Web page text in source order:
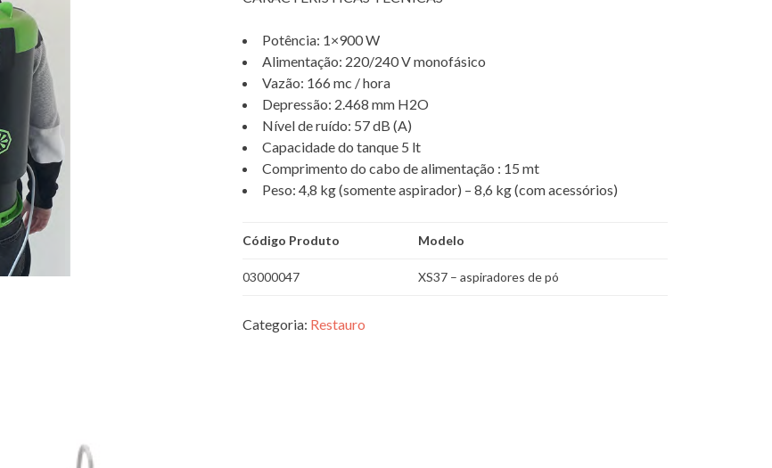
Potência: 1×900 W
Alimentação: 220/240 V monofásico
Vazão: 166 mc / hora
Depressão: 2.468 mm H2O
Nível de ruído: 57 dB (A)
Capacidade do tanque 5 lt
Comprimento do cabo de alimentação : 15 mt
Peso: 4,8 kg (somente aspirador) – 8,6 kg (com acessórios)
Código Produto Modelo
03000047 XS37 – aspiradores de pó
Categoria: Restauro